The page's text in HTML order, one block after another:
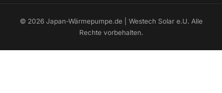
© 2026 Japan-Wärmepumpe.de | Westech Solar e.U. Alle
Rechte vorbehalten.